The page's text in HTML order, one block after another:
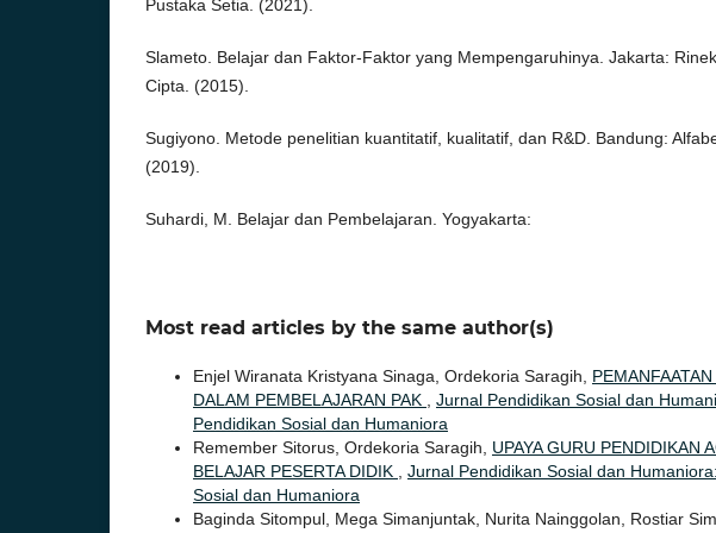
Pustaka Setia. (2021).
Slameto. Belajar dan Faktor-Faktor yang Mempengaruhinya. Jakarta:
Cipta. (2015).
Sugiyono. Metode penelitian kuantitatif, kualitatif, dan R&D. Bandung:
(2019).
Suhardi, M. Belajar dan Pembelajaran. Yogyakarta:
Most read articles by the same author(s)
Enjel Wiranata Kristyana Sinaga, Ordekoria Saragih,
DALAM PEMBELAJARAN PAK , Jurnal Pendidikan Sosial dan
Pendidikan Sosial dan Humaniora
Remember Sitorus, Ordekoria Saragih, UPAYA GURU PENDIDIKAN
BELAJAR PESERTA DIDIK , Jurnal Pendidikan Sosial dan
Sosial dan Humaniora
Baginda Sitompul, Mega Simanjuntak, Nurita Nainggolan, Rostiar